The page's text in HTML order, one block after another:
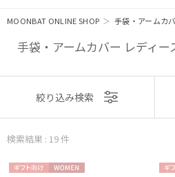
MOONBAT ONLINE SHOP ＞手袋・アームカ
手袋・アームカバー レディ
表示
おすすめ
絞り込み検索
検索結果 : 19件